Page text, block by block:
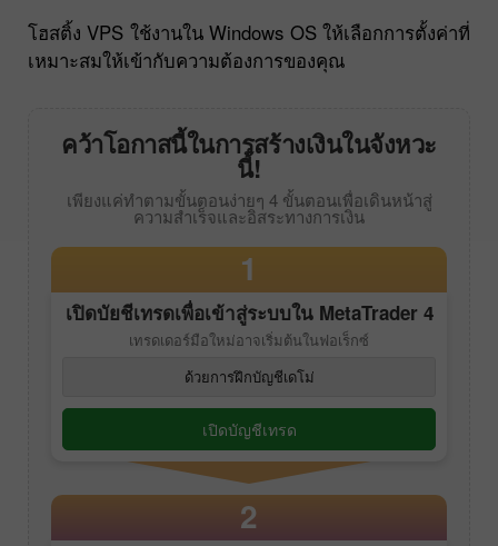
โฮสติ้ง VPS ใช้งานใน Windows OS ให้เลือกการตั้งค่าที่
เหมาะสมให้เข้ากับความต้องการของคุณ
คว้าโอกาสนี้ในการสร้างเงินในจังหวะ
นี้!
เพียงแค่ทำตามขั้นตอนง่ายๆ 4 ขั้นตอนเพื่อเดินหน้าสู่
ความสำเร็จและอิสระทางการเงิน
1
เปิดบัยชีเทรดเพื่อเข้าสู่ระบบใน MetaTrader 4
เทรดเดอร์มือใหม่อาจเริ่มต้นในฟอเร็กซ์
ด้วยการฝึกบัญชีเดโม่
เปิดบัญชีเทรด
2